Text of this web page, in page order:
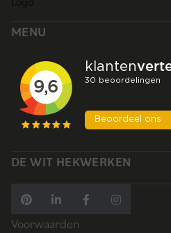
MENU
DE WIT HEKWERKEN
Voorwaarden